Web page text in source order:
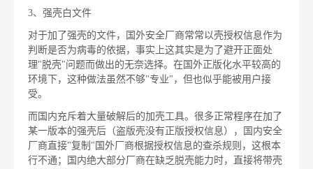
3、强壳白文件
对于加了强壳的文件，国外安全厂商常常以壳授权信息作为
判断是否为病毒的依据，事实上这其实是为了避开正面处
理"脱壳"问题而做出的无奈选择。在国外正版化水平较高的
环境下，这种做法虽然不够"专业"，但也似乎能被用户接
受。
而国内充斥着大量破解后的加壳工具。很多正常程序在加了
某一版本的强壳后（盗版壳没有正版授权信息），国内安全
厂商直接"复制"国外厂商根据授权信息的查杀规则，这根本
行不通；国内绝大部分厂商在缺乏脱壳能力时，直接将带壳